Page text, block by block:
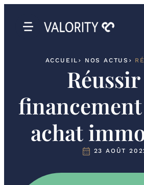
ACCUEIL NOS ACTUS
achat
23 AOÛT